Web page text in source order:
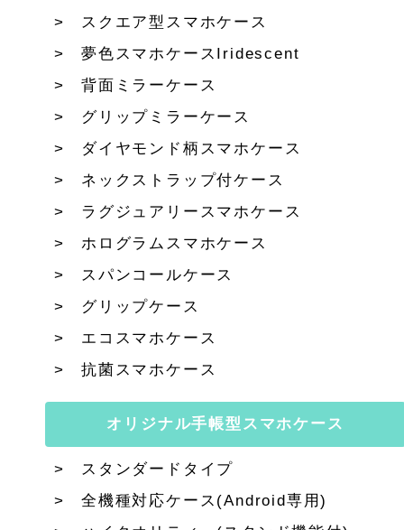
スクエア型スマホケース
夢色スマホケースIridescent
背面ミラーケース
グリップミラーケース
ダイヤモンド柄スマホケース
ネックストラップ付ケース
ラグジュアリースマホケース
ホログラムスマホケース
スパンコールケース
グリップケース
エコスマホケース
抗菌スマホケース
オリジナル手帳型スマホケース
スタンダードタイプ
全機種対応ケース(Android専用)